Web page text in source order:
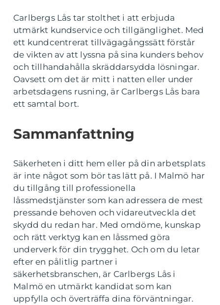
Carlbergs Lås tar stolthet i att erbjuda
utmärkt kundservice och tillgänglighet. Med
ett kundcentrerat tillvägagångssätt förstår
de vikten av att lyssna på sina kunders behov
och tillhandahålla skräddarsydda lösningar.
Oavsett om det är mitt i natten eller under
arbetsdagens rusning, är Carlbergs Lås bara
ett samtal bort.
Sammanfattning
Säkerheten i ditt hem eller på din arbetsplats
är inte något som bör tas lätt på. I Malmö har
du tillgång till professionella
låssmedstjänster som kan adressera de mest
pressande behoven och vidareutveckla det
skydd du redan har. Med omdöme, kunskap
och rätt verktyg kan en låssmed göra
underverk för din trygghet. Och om du letar
efter en pålitlig partner i
säkerhetsbranschen, är Carlbergs Lås i
Malmö en utmärkt kandidat som kan
uppfylla och överträffa dina förväntningar.